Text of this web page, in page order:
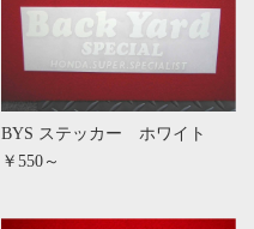
BYS ステッカー ホワイト
￥550～